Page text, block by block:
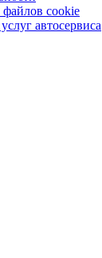
файлов cookie
автосервиса